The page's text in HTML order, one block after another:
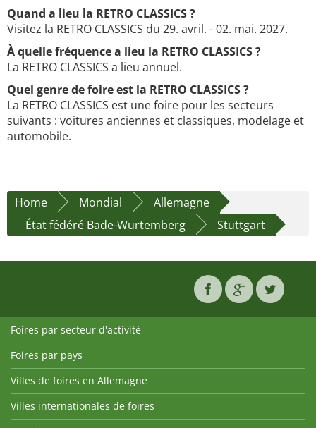
Quand a lieu la RETRO CLASSICS ?
Visitez la RETRO CLASSICS du 29. avril. - 02. mai. 2027.
À quelle fréquence a lieu la RETRO CLASSICS ?
La RETRO CLASSICS a lieu annuel.
Quel genre de foire est la RETRO CLASSICS ?
La RETRO CLASSICS est une foire pour les secteurs
suivants : voitures anciennes et classiques, modelage et
automobile.
Home Mondial
Allemagne
État fédéré Bade-Wurtemberg
Stuttgart
Foires par secteur d'activité
Foires par pays
Villes de foires en Allemagne
Villes internationales de foires